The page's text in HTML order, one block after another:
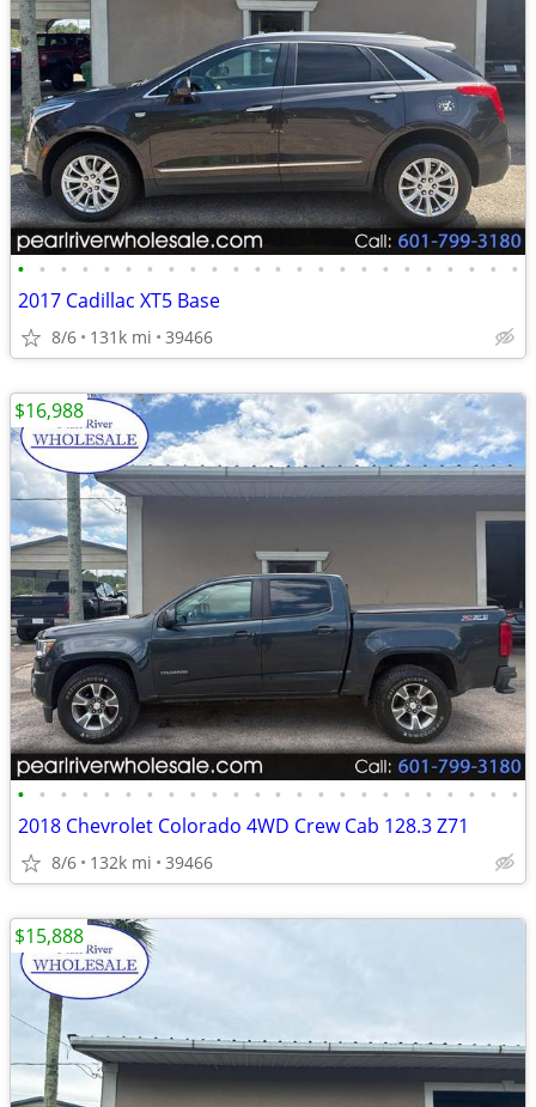
• • • • • • • • • • • • • • • • • • • • • • • •
2017 Cadillac XT5 Base
8/6 131k mi 39466
• • • • • • • • • • • • • • • • • • • • • • • •
2018 Chevrolet Colorado 4WD Crew Cab 128.3 Z71
8/6 132k mi 39466
$16,988
$15,888